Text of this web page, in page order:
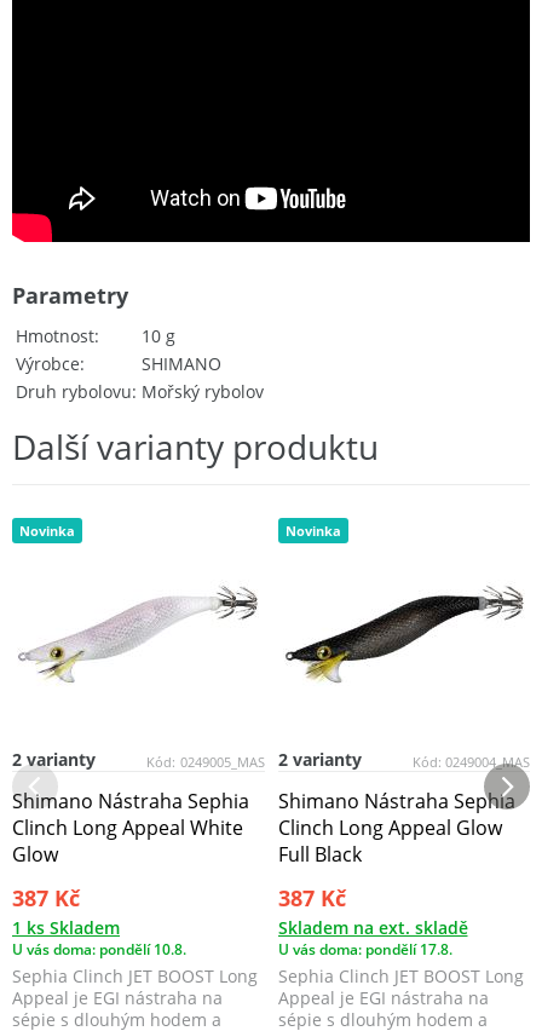
Hmotnost
10 g
Výrobce
SHIMANO
Druh rybolovu Mořský rybolov
Parametry
Další varianty produktu
Novinka
Kód: 0249005_MAS
2 varianty
Shimano Nástraha Sephia
Clinch Long Appeal White
Glow
387 Kč
1 ks Skladem
U vás doma: pondělí 10.8.
Sephia Clinch JET BOOST Long
Appeal je EGI nástraha na
sépie s dlouhým hodem a
Novinka
Kód: 0249004_MAS
2 varianty
Shimano Nástraha Sephia
Clinch Long Appeal Glow
Full Black
387 Kč
Skladem na ext. skladě
U vás doma: pondělí 17.8.
Sephia Clinch JET BOOST Long
Appeal je EGI nástraha na
sépie s dlouhým hodem a